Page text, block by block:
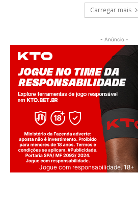
Carregar mais
- Anúncio -
Jogue com responsabilidade. 18+